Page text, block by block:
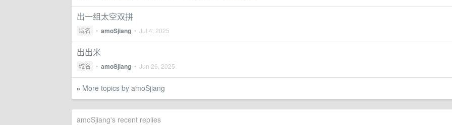
出一组太空双拼
域名 • amoSjiang • Jul 4, 2025
出出米
域名 • amoSjiang • Jun 26, 2025
» More topics by amoSjiang
amoSjiang's recent replies